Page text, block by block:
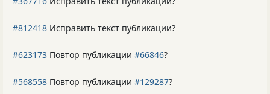
#812418 Исправить текст публикации?
#623173 Повтор публикации #66846?
#568558 Повтор публикации #129287?